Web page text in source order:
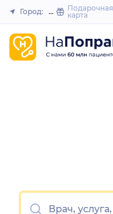
Город: Нижняя Тура
Подарочная
карта